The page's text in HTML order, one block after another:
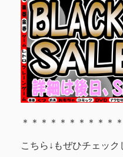
＊＊＊＊＊＊＊＊＊＊
こちら↓もぜひチェッ